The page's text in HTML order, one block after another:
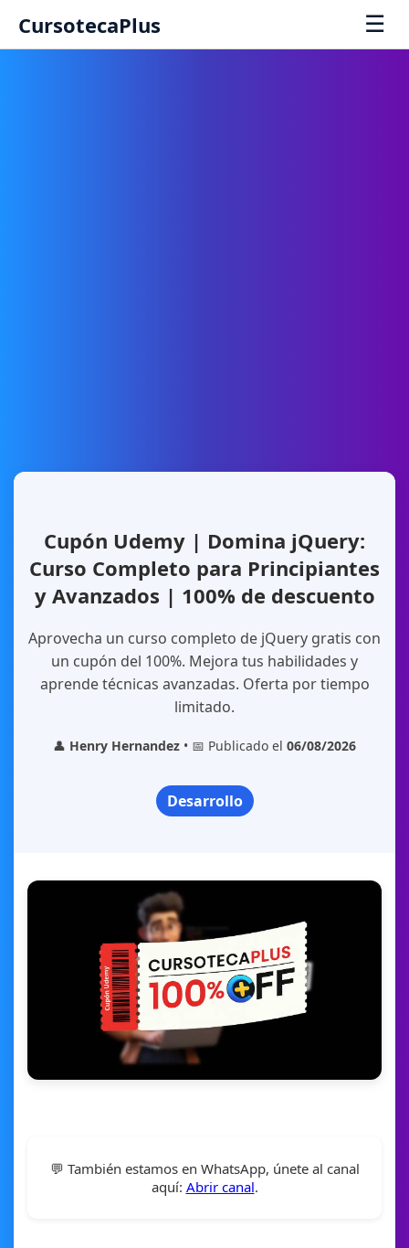
CursotecaPlus ☰
Cupón Udemy | Domina jQuery:
Curso Completo para Principiantes
y Avanzados | 100% de descuento
Aprovecha un curso completo de jQuery gratis con
un cupón del 100%. Mejora tus habilidades y
aprende técnicas avanzadas. Oferta por tiempo
limitado.
👤 Henry Hernandez • 📅 Publicado el 06/08/2026
Desarrollo
💬 También estamos en WhatsApp, únete al canal
aquí: Abrir canal.